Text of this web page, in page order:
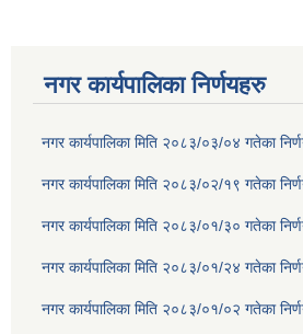
नगर कार्यपालिका निर्णयहरु
नगर कार्यपालिका मिति २०८३/०३/०४ गतेका
नगर कार्यपालिका मिति २०८३/०२/१९ गतेका
नगर कार्यपालिका मिति २०८३/०१/३० गतेका
नगर कार्यपालिका मिति २०८३/०१/२४ गतेका
नगर कार्यपालिका मिति २०८३/०१/०२ गतेका